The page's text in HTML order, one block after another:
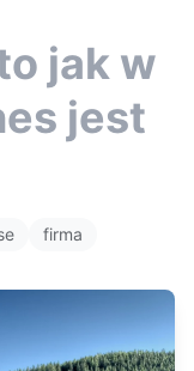
jak w
jest
firma